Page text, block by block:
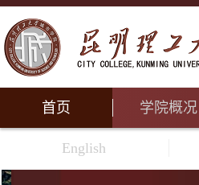
首页 学院概况
English